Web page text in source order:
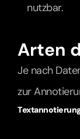
nutzbar.
Arten
Je nach
zur